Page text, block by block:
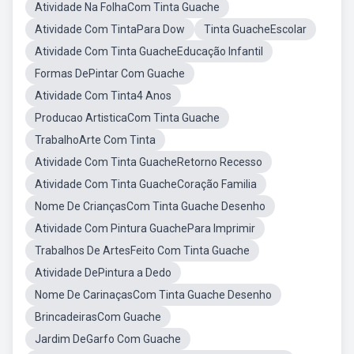
Atividade Na FolhaCom Tinta Guache
Atividade Com TintaPara Dow
Tinta GuacheEscolar
Atividade Com Tinta GuacheEducação Infantil
Formas DePintar Com Guache
Atividade Com Tinta4 Anos
Producao ArtisticaCom Tinta Guache
TrabalhoArte Com Tinta
Atividade Com Tinta GuacheRetorno Recesso
Atividade Com Tinta GuacheCoração Familia
Nome De CriançasCom Tinta Guache Desenho
Atividade Com Pintura GuachePara Imprimir
Trabalhos De ArtesFeito Com Tinta Guache
Atividade DePintura a Dedo
Nome De CarinaçasCom Tinta Guache Desenho
BrincadeirasCom Guache
Jardim DeGarfo Com Guache